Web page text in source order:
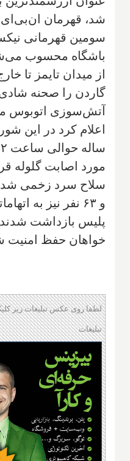
شد، قهرمان
باشگاه محسوب
از میدان تایمز تا
گاردن را صحنه
آتش‌سوزی اتوبوس
سلاح سرد زخمی
و ۶۳ نفر نیز به
پلیس بازداشت شدند.
خواهان حفظ امنیت
لطفا روی عکس تبلیغات زیر
تبلیغات